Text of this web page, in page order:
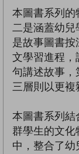
本圖書系列的
二是涵蓋幼兒
是故事圖書按
文學習進程，
句講述故事，
三層則以更複
本圖書系列結
群學生的文
中，整合了